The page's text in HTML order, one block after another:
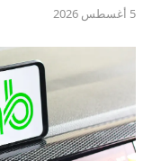
5 أغسطس 2026